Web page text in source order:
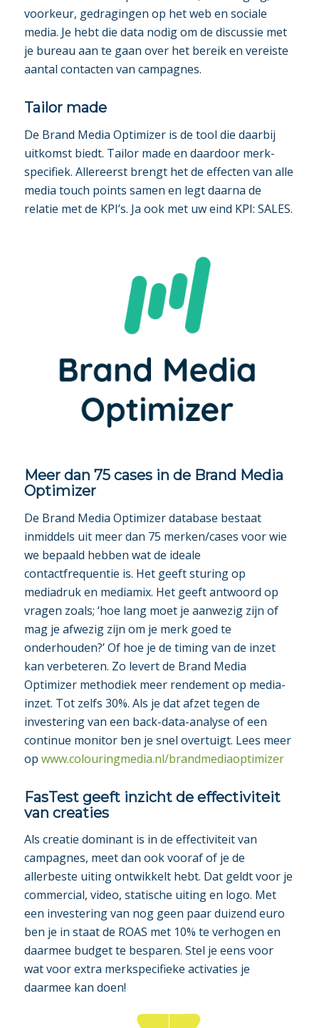
voorkeur, gedragingen op het web en sociale
media. Je hebt die data nodig om de discussie met
je bureau aan te gaan over het bereik en vereiste
aantal contacten van campagnes.
Tailor made
De Brand Media Optimizer is de tool die daarbij
uitkomst biedt. Tailor made en daardoor merk-
specifiek. Allereerst brengt het de effecten van alle
media touch points samen en legt daarna de
relatie met de KPI’s. Ja ook met uw eind KPI: SALES.
Meer dan 75 cases in de Brand Media
Optimizer
De Brand Media Optimizer database bestaat
inmiddels uit meer dan 75 merken/cases voor wie
we bepaald hebben wat de ideale
contactfrequentie is. Het geeft sturing op
mediadruk en mediamix. Het geeft antwoord op
vragen zoals; ‘hoe lang moet je aanwezig zijn of
mag je afwezig zijn om je merk goed te
onderhouden?’ Of hoe je de timing van de inzet
kan verbeteren. Zo levert de Brand Media
Optimizer methodiek meer rendement op media-
inzet. Tot zelfs 30%. Als je dat afzet tegen de
investering van een back-data-analyse of een
continue monitor ben je snel overtuigt. Lees meer
op www.colouringmedia.nl/brandmediaoptimizer
FasTest geeft inzicht de effectiviteit
van creaties
Als creatie dominant is in de effectiviteit van
campagnes, meet dan ook vooraf of je de
allerbeste uiting ontwikkelt hebt. Dat geldt voor je
commercial, video, statische uiting en logo. Met
een investering van nog geen paar duizend euro
ben je in staat de ROAS met 10% te verhogen en
daarmee budget te besparen. Stel je eens voor
wat voor extra merkspecifieke activaties je
daarmee kan doen!